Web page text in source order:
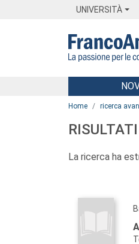
UNIVERSITÀ
Menu
Home ricerca
La ricerca ha